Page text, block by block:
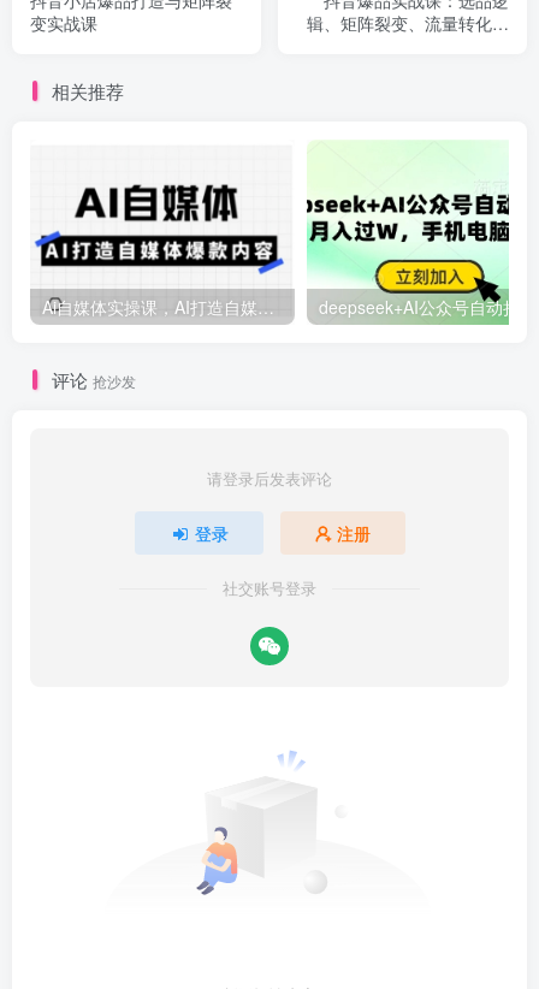
变实战课
辑、矩阵裂变、流量转化，
相关推荐
Ai自媒体实操课，AI打造自媒体爆款内容
评论 抢沙发
请登录后发表评论
登录 注册
社交账号登录